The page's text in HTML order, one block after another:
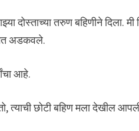
दोस्ताच्या तरुण बहिणीने दिला.
अडकवले.
आहे.
त्याची छोटी बहिण मला देखील